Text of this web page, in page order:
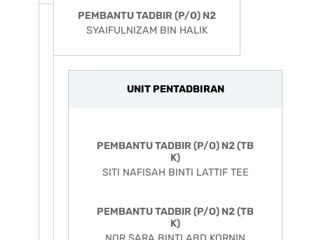
PEMBANTU TADBIR (P/O) N2
SYAIFULNIZAM BIN HALIK
UNIT PENTADBIRAN
PEMBANTU TADBIR (P/O) N2 (TB
K)
SITI NAFISAH BINTI LATTIF TEE
PEMBANTU TADBIR (P/O) N2 (TB
K)